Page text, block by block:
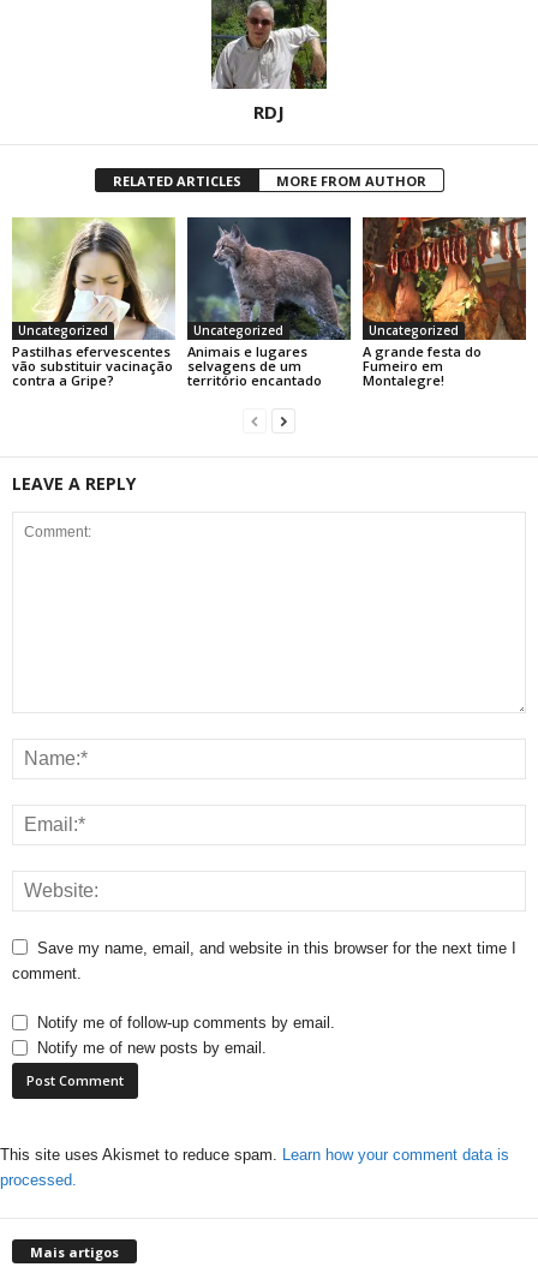
RDJ
RELATED ARTICLES MORE FROM AUTHOR
Uncategorized
Pastilhas efervescentes
vão substituir vacinação
contra a Gripe?
Uncategorized
Animais e lugares
selvagens de um
território encantado
Uncategorized
A grande festa do
Fumeiro em
Montalegre!
LEAVE A REPLY
Save my name, email, and website in this browser for the next time I
comment.
Notify me of follow-up comments by email.
Notify me of new posts by email.
This site uses Akismet to reduce spam. Learn how your comment data is
processed.
Mais artigos